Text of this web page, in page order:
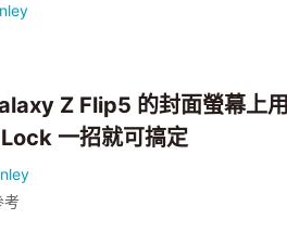
Z Flip5 的封面螢幕上用
一招就可搞定
考